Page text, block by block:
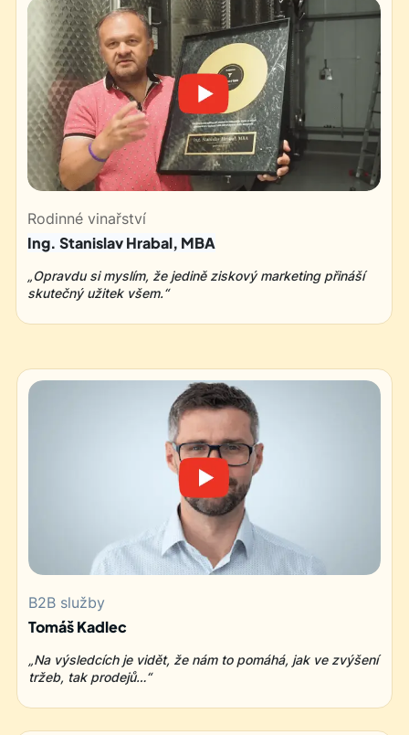
Rodinné vinařství
Ing. Stanislav Hrabal, MBA
„Opravdu si myslím, že jedině ziskový marketing přináší
skutečný užitek všem.“
B2B služby
Tomáš Kadlec
„Na výsledcích je vidět, že nám to pomáhá, jak ve zvýšení
tržeb, tak prodejů…“